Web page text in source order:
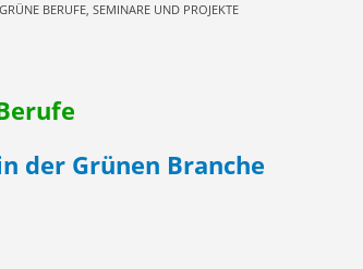
BERUFE, SEMINARE UND PROJEKTE
der Grünen Branche